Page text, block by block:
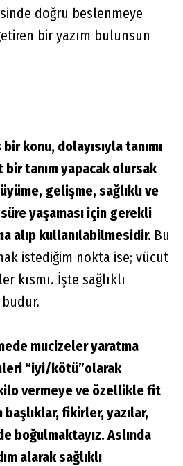
doğru beslenmeye
bir yazım bulunsun
konu, dolayısıyla tanımı
bir tanım yapacak olursak
gelişme, sağlıklı ve
yaşaması için gerekli
alıp kullanılabilmesidir. Bu
istediğim nokta ise; vücut
kısmı. İşte sağlıklı
mucizeler yaratma
“iyi/kötü”olarak
vermeye ve özellikle fit
fikirler, yazılar,
boğulmaktayız. Aslında
alarak sağlıklı